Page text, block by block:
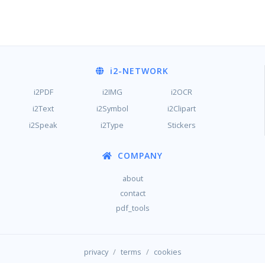
i2-NETWORK
i2PDF i2IMG
i2OCR
i2Text
i2Symbol
i2Clipart
i2Speak
i2Type Stickers
COMPANY
about
contact
pdf_tools
privacy / terms / cookies